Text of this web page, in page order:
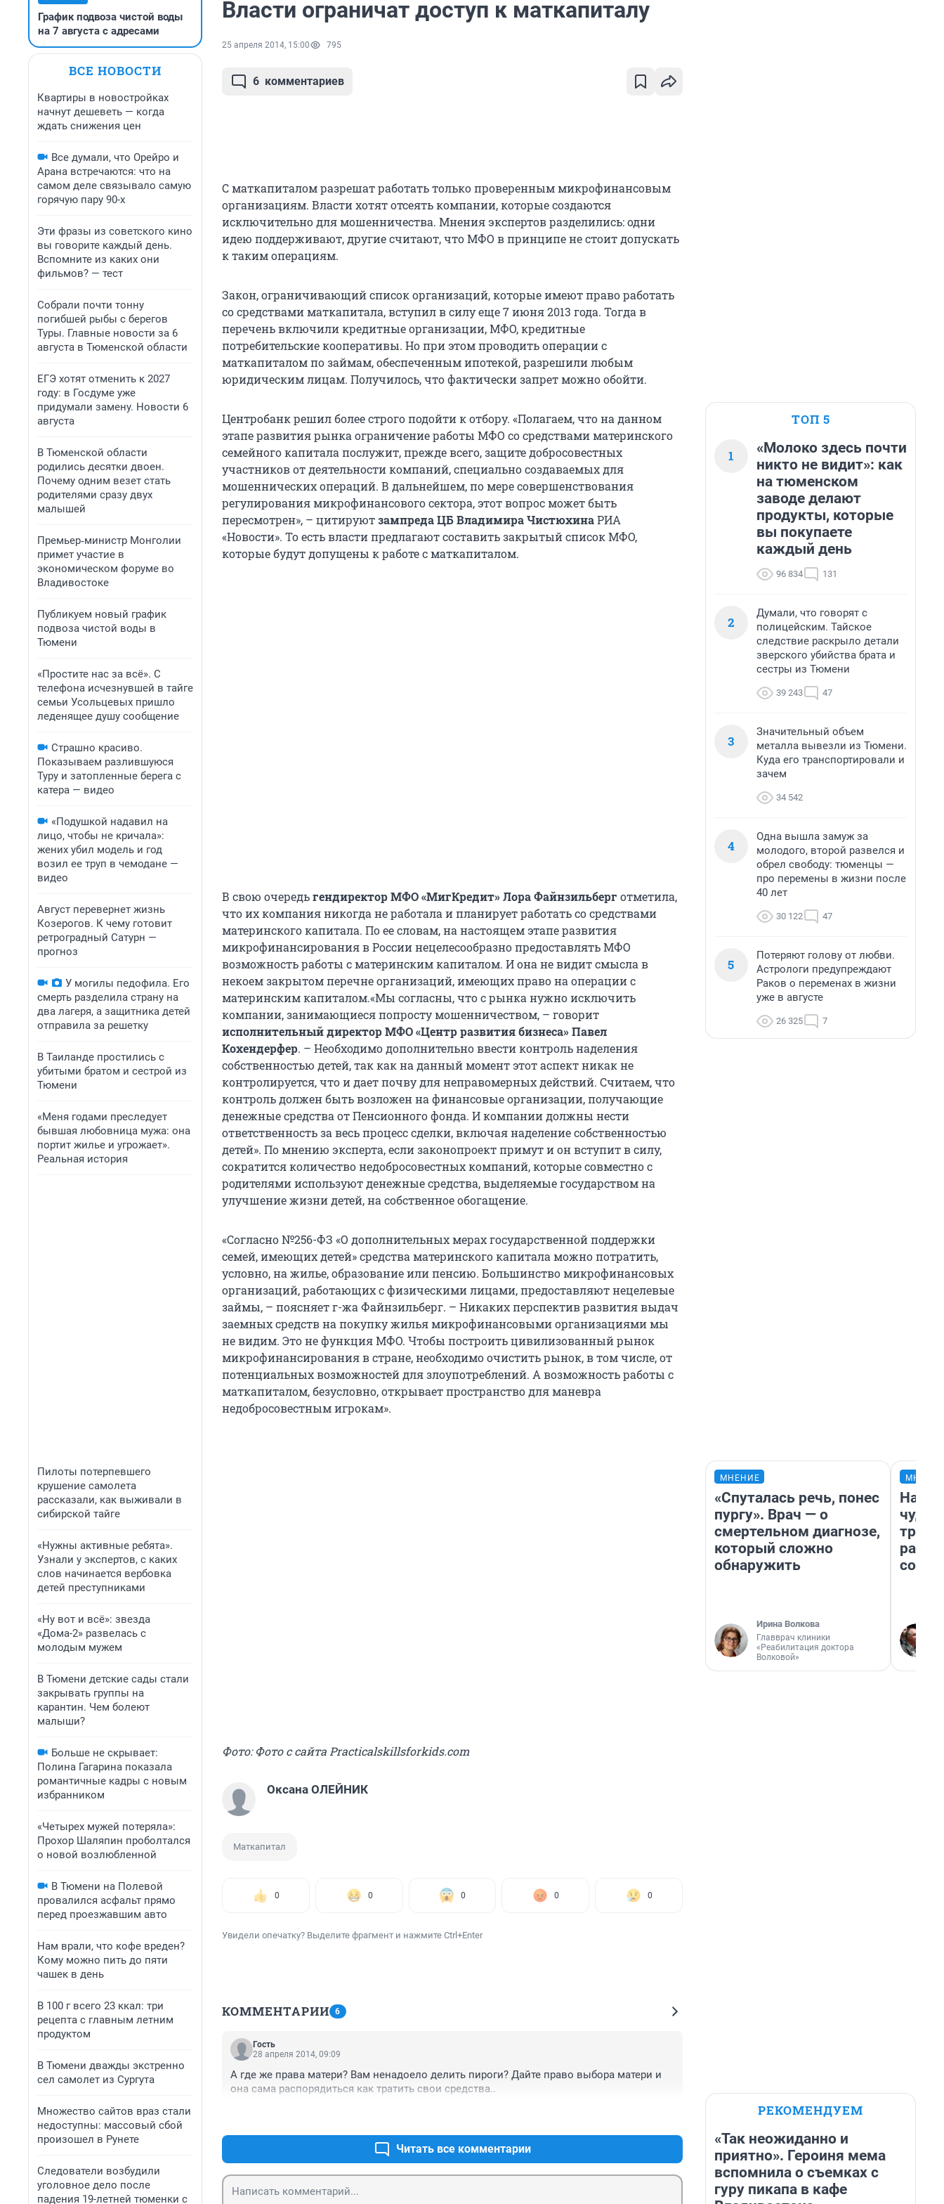
График подвоза чистой воды
на 7 августа с адресами
ВСЕ НОВОСТИ
Квартиры в новостройках
начнут дешеветь — когда
ждать снижения цен
Все думали, что Орейро и
Арана встречаются: что на
самом деле связывало самую
горячую пару 90-х
Эти фразы из советского кино
вы говорите каждый день.
Вспомните из каких они
фильмов? — тест
Собрали почти тонну
погибшей рыбы с берегов
Туры. Главные новости за 6
августа в Тюменской области
ЕГЭ хотят отменить к 2027
году: в Госдуме уже
придумали замену. Новости 6
августа
В Тюменской области
родились десятки двоен.
Почему одним везет стать
родителями сразу двух
малышей
Премьер‑министр Монголии
примет участие в
экономическом форуме во
Владивостоке
Публикуем новый график
подвоза чистой воды в
Тюмени
«Простите нас за всё». С
телефона исчезнувшей в тайге
семьи Усольцевых пришло
леденящее душу сообщение
Страшно красиво.
Показываем разлившуюся
Туру и затопленные берега с
катера — видео
«Подушкой надавил на
лицо, чтобы не кричала»:
жених убил модель и год
возил ее труп в чемодане —
видео
Август перевернет жизнь
Козерогов. К чему готовит
ретроградный Сатурн —
прогноз
У могилы педофила. Его
смерть разделила страну на
два лагеря, а защитника детей
отправила за решетку
В Таиланде простились с
убитыми братом и сестрой из
Тюмени
«Меня годами преследует
бывшая любовница мужа: она
портит жилье и угрожает».
Реальная история
Пилоты потерпевшего
крушение самолета
рассказали, как выживали в
сибирской тайге
«Нужны активные ребята».
Узнали у экспертов, с каких
слов начинается вербовка
детей преступниками
«Ну вот и всё»: звезда
«Дома-2» развелась с
молодым мужем
В Тюмени детские сады стали
закрывать группы на
карантин. Чем болеют
малыши?
Больше не скрывает:
Полина Гагарина показала
романтичные кадры с новым
избранником
«Четырех мужей потеряла»:
Прохор Шаляпин проболтался
о новой возлюбленной
В Тюмени на Полевой
провалился асфальт прямо
перед проезжавшим авто
Нам врали, что кофе вреден?
Кому можно пить до пяти
чашек в день
В 100 г всего 23 ккал: три
рецепта с главным летним
продуктом
В Тюмени дважды экстренно
сел самолет из Сургута
Множество сайтов враз стали
недоступны: массовый сбой
произошел в Рунете
Следователи возбудили
уголовное дело после
падения 19-летней тюменки с
Власти ограничат доступ к маткапиталу
25 апреля 2014, 15:00 795
6 комментариев
С маткапиталом разрешат работать только проверенным микрофинансовым
организациям. Власти хотят отсеять компании, которые создаются
исключительно для мошенничества. Мнения экспертов разделились: одни
идею поддерживают, другие считают, что МФО в принципе не стоит допускать
к таким операциям.
Закон, ограничивающий список организаций, которые имеют право работать
со средствами маткапитала, вступил в силу еще 7 июня 2013 года. Тогда в
перечень включили кредитные организации, МФО, кредитные
потребительские кооперативы. Но при этом проводить операции с
маткапиталом по займам, обеспеченным ипотекой, разрешили любым
юридическим лицам. Получилось, что фактически запрет можно обойти.
Центробанк решил более строго подойти к отбору. «Полагаем, что на данном
этапе развития рынка ограничение работы МФО со средствами материнского
семейного капитала послужит, прежде всего, защите добросовестных
участников от деятельности компаний, специально создаваемых для
мошеннических операций. В дальнейшем, по мере совершенствования
регулирования микрофинансового сектора, этот вопрос может быть
пересмотрен», – цитируютзампреда ЦБ Владимира ЧистюхинаРИА
«Новости». То есть власти предлагают составить закрытый список МФО,
которые будут допущены к работе с маткапиталом.
В свою очередьгендиректор МФО «МигКредит» Лора Файнзильберг отметила,
что их компания никогда не работала и планирует работать со средствами
материнского капитала. По ее словам, на настоящем этапе развития
микрофинансирования в России нецелесообразно предоставлять МФО
возможность работы с материнским капиталом. И она не видит смысла в
некоем закрытом перечне организаций, имеющих право на операции с
материнским капиталом.«Мы согласны, что с рынка нужно исключить
компании, занимающиеся попросту мошенничеством, – говорит
исполнительный директор МФО «Центр развития бизнеса» Павел
Кохендерфер. – Необходимо дополнительно ввести контроль наделения
собственностью детей, так как на данный момент этот аспект никак не
контролируется, что и дает почву для неправомерных действий. Считаем, что
контроль должен быть возложен на финансовые организации, получающие
денежные средства от Пенсионного фонда. И компании должны нести
ответственность за весь процесс сделки, включая наделение собственностью
детей». По мнению эксперта, если законопроект примут и он вступит в силу,
сократится количество недобросовестных компаний, которые совместно с
родителями используют денежные средства, выделяемые государством на
улучшение жизни детей, на собственное обогащение.
«Согласно №256-ФЗ «О дополнительных мерах государственной поддержки
семей, имеющих детей» средства материнского капитала можно потратить,
условно, на жилье, образование или пенсию. Большинство микрофинансовых
организаций, работающих с физическими лицами, предоставляют нецелевые
займы, – поясняет г-жа Файнзильберг. – Никаких перспектив развития выдач
заемных средств на покупку жилья микрофинансовыми организациями мы
не видим. Это не функция МФО. Чтобы построить цивилизованный рынок
микрофинансирования в стране, необходимо очистить рынок, в том числе, от
потенциальных возможностей для злоупотреблений. А возможность работы с
маткапиталом, безусловно, открывает пространство для маневра
недобросовестным игрокам».
Фото: Фото с сайта Practicalskillsforkids.com
Оксана ОЛЕЙНИК
Маткапитал
0 0 0 0 0
Увидели опечатку? Выделите фрагмент и нажмите Ctrl+Enter
КОММЕНТАРИИ 6
Гость
28 апреля 2014, 09:09
А где же права матери? Вам ненадоело делить пироги? Дайте право выбора матери и
она сама распорядиться как тратить свои средства..
Читать все комментарии
ТОП 5
1
«Молоко здесь почти
никто не видит»: как
на тюменском
заводе делают
продукты, которые
вы покупаете
каждый день
96 834 131
2
Думали, что говорят с
полицейским. Тайское
следствие раскрыло детали
зверского убийства брата и
сестры из Тюмени
39 243 47
3
Значительный объем
металла вывезли из Тюмени.
Куда его транспортировали и
зачем
34 542
4
Одна вышла замуж за
молодого, второй развелся и
обрел свободу: тюменцы —
про перемены в жизни после
40 лет
30 122 47
5
Потеряют голову от любви.
Астрологи предупреждают
Раков о переменах в жизни
уже в августе
26 325 7
МНЕНИЕ
«Спуталась речь, понес
пургу». Врач — о
смертельном диагнозе,
который сложно
обнаружить
Ирина Волкова
Главврач клиники
«Реабилитация доктора
Волковой»
РЕКОМЕНДУЕМ
«Так неожиданно и
приятно». Героиня мема
вспомнила о съемках с
гуру пикапа в кафе